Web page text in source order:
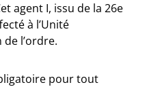
agent I, issu de la 26e
à l’Unité
l’ordre.
pour tout